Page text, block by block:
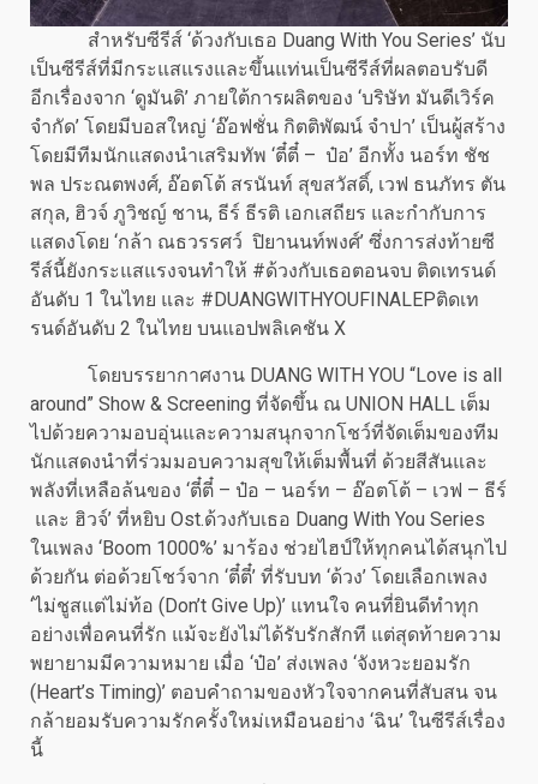
สำหรับซีรีส์ ‘ด้วงกับเธอ Duang With You Series’ นับ
เป็นซีรีส์ที่มีกระแสแรงและขึ้นแท่นเป็นซีรีส์ที่ผลตอบรับดี
อีกเรื่องจาก ‘ดูมันดิ’ ภายใต้การผลิตของ ‘บริษัท มันดีเวิร์ค
จำกัด’ โดยมีบอสใหญ่ ‘อ๊อฟชั่น กิตติพัฒน์ จำปา’ เป็นผู้สร้าง
โดยมีทีมนักแสดงนำเสริมทัพ ‘ตี๋ตี๋ – ป๋อ’ อีกทั้ง นอร์ท ชัช
พล ประณตพงศ์, อ๊อตโต้ สรนันท์ สุขสวัสดิ์, เวฟ ธนภัทร ตัน
สกุล, ฮิวจ์ ภูวิชญ์ ชาน, ธีร์ ธีรติ เอกเสถียร และกำกับการ
แสดงโดย ‘กล้า ณธวรรศว์ ปิยานนท์พงศ์’ ซึ่งการส่งท้ายซี
รีส์นี้ยังกระแสแรงจนทำให้ #ด้วงกับเธอตอนจบ ติดเทรนด์
อันดับ 1 ในไทย และ #DUANGWITHYOUFINALEPติดเท
รนด์อันดับ 2 ในไทย บนแอปพลิเคชัน X
โดยบรรยากาศงาน DUANG WITH YOU “Love is all
around” Show & Screening ที่จัดขึ้น ณ UNION HALL เต็ม
ไปด้วยความอบอุ่นและความสนุกจากโชว์ที่จัดเต็มของทีม
นักแสดงนำที่ร่วมมอบความสุขให้เต็มพื้นที่ ด้วยสีสันและ
พลังที่เหลือล้นของ ‘ตี๋ตี๋ – ป๋อ – นอร์ท – อ๊อตโต้ – เวฟ – ธีร์
และ ฮิวจ์’ ที่หยิบ Ost.ด้วงกับเธอ Duang With You Series
ในเพลง ‘Boom 1000%’ มาร้อง ช่วยไฮป์ให้ทุกคนได้สนุกไป
ด้วยกัน ต่อด้วยโชว์จาก ‘ตี๋ตี๋’ ที่รับบท ‘ด้วง’ โดยเลือกเพลง
‘ไม่ชูสแต่ไม่ท้อ (Don’t Give Up)’ แทนใจ คนที่ยินดีทำทุก
อย่างเพื่อคนที่รัก แม้จะยังไม่ได้รับรักสักที แต่สุดท้ายความ
พยายามมีความหมาย เมื่อ ‘ป๋อ’ ส่งเพลง ‘จังหวะยอมรัก
(Heart’s Timing)’ ตอบคำถามของหัวใจจากคนที่สับสน จน
กล้ายอมรับความรักครั้งใหม่เหมือนอย่าง ‘ฉิน’ ในซีรีส์เรื่อง
นี้